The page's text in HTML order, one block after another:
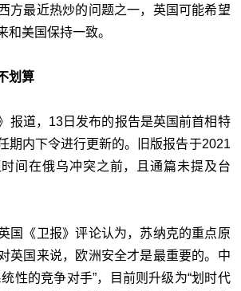
方最近热炒的问题之一，英国可能希望
和美国保持一致。
划算
报道，13日发布的报告是英国前首相特
期内下令进行更新的。旧版报告于2021
间在俄乌冲突之前，且通篇未提及台
国《卫报》评论认为，苏纳克的重点原
英国来说，欧洲安全才是最重要的。中
性的竞争对手”，目前则升级为“划时代